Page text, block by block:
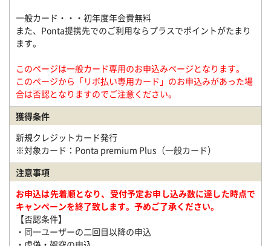
一般カード・・・初年度年会費無料
また、Ponta提携先でのご利用ならプラスでポイントがたまり
ます。
このページは一般カード専用のお申込みページとなります。
このページから「リボ払い専用カード」のお申込みがあった場
合は否認となりますのでご注意ください。
獲得条件
新規クレジットカード発行
※対象カード：Ponta premium Plus（一般カード）
注意事項
お申込は先着順となり、受付予定お申し込み数に達した時点で
キャンペーンを終了致します。予めご了承ください。
【否認条件】
・同一ユーザーの二回目以降の申込